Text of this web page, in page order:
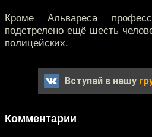
Кроме Альвареса
подстрелено ещё шесть
полицейских.
Вступай в нашу
Комментарии